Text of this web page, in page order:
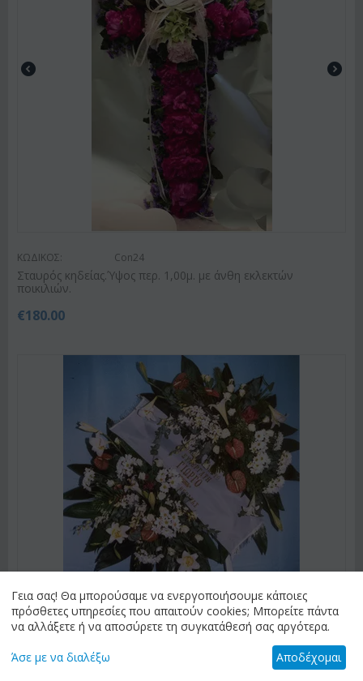
ΚΩΔΙΚΟΣ: Con24
Σταυρός κηδείας.Ύψος περ. 1,00μ. με άνθη εκλεκτών
ποικιλιών.
€180.00
Γεια σας! Θα μπορούσαμε να ενεργοποιήσουμε κάποιες
πρόσθετες υπηρεσίες που απαιτούν cookies; Μπορείτε πάντα
να αλλάξετε ή να αποσύρετε τη συγκατάθεσή σας αργότερα.
Άσε με να διαλέξω Αποδέχομαι